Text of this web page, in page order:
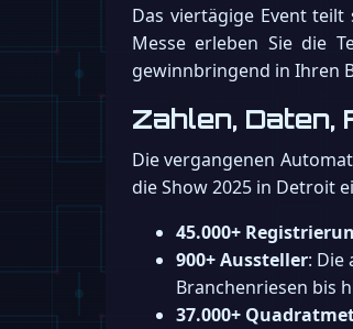
Das viertägige Event
Messe erleben Sie die
gewinnbringend in Ihren
Zahlen, Daten,
Die vergangenen
die Show 2025 in Detroit
45.000+
900+ Aussteller: Die
Branchenriesen bis
37.000+